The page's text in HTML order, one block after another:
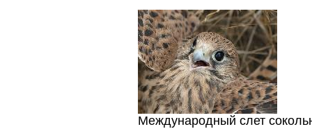
Международный слет